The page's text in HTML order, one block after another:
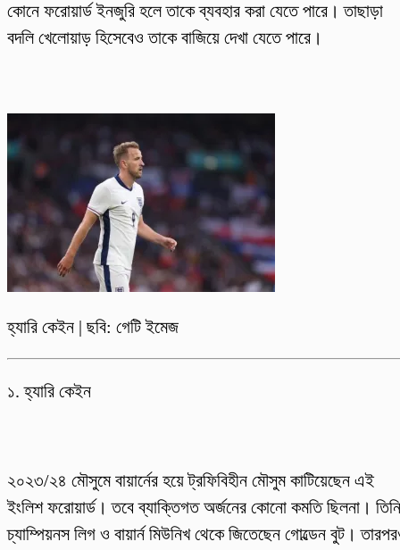
কোনে ফরোয়ার্ড ইনজুরি হলে তাকে ব্যবহার করা যেতে পারে। তাছাড়া
বদলি খেলোয়াড় হিসেবেও তাকে বাজিয়ে দেখা যেতে পারে।
হ্যারি কেইন | ছবি: গেটি ইমেজ
১. হ্যারি কেইন
২০২৩/২৪ মৌসুমে বায়ার্নের হয়ে ট্রফিবিহীন মৌসুম কাটিয়েছেন এই
ইংলিশ ফরোয়ার্ড। তবে ব্যাক্তিগত অর্জনের কোনো কমতি ছিলনা। তিনি
চ্যাম্পিয়নস লিগ ও বায়ার্ন মিউনিখ থেকে জিতেছেন গোল্ডেন বুট।